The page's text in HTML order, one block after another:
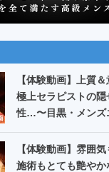
【体験動画】上質
極上セラピストの隠
性…〜目黒・メンズ
【体験動画】雰囲
施術もとても艶やか